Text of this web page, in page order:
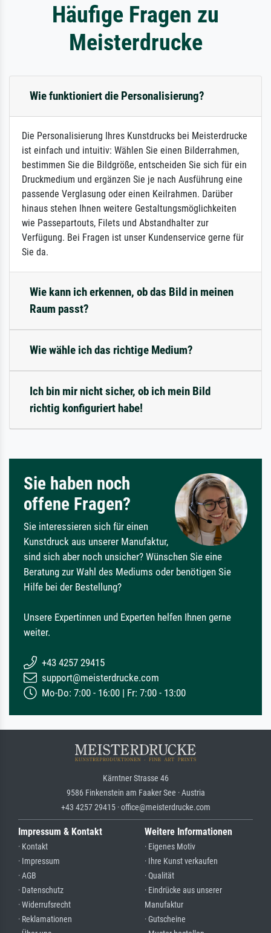
Häufige Fragen zu
Meisterdrucke
Wie funktioniert die Personalisierung?
Die Personalisierung Ihres Kunstdrucks bei Meisterdrucke
ist einfach und intuitiv: Wählen Sie einen Bilderrahmen,
bestimmen Sie die Bildgröße, entscheiden Sie sich für ein
Druckmedium und ergänzen Sie je nach Ausführung eine
passende Verglasung oder einen Keilrahmen. Darüber
hinaus stehen Ihnen weitere Gestaltungsmöglichkeiten
wie Passepartouts, Filets und Abstandhalter zur
Verfügung. Bei Fragen ist unser Kundenservice gerne für
Sie da.
Wie kann ich erkennen, ob das Bild in meinen
Raum passt?
Wie wähle ich das richtige Medium?
Ich bin mir nicht sicher, ob ich mein Bild
richtig konfiguriert habe!
Sie haben noch
offene Fragen?
Sie interessieren sich für einen
Kunstdruck aus unserer Manufaktur,
sind sich aber noch unsicher? Wünschen Sie eine
Beratung zur Wahl des Mediums oder benötigen Sie
Hilfe bei der Bestellung?
Unsere Expertinnen und Experten helfen Ihnen gerne
weiter.
+43 4257 29415
support@meisterdrucke.com
Mo-Do: 7:00 - 16:00 | Fr: 7:00 - 13:00
Kärntner Strasse 46
9586 Finkenstein am Faaker See · Austria
+43 4257 29415 · office@meisterdrucke.com
Impressum & Kontakt
· Kontakt
· Impressum
· AGB
· Datenschutz
· Widerrufsrecht
· Reklamationen
Weitere Informationen
· Eigenes Motiv
· Ihre Kunst verkaufen
· Qualität
· Eindrücke aus unserer
Manufaktur
· Gutscheine